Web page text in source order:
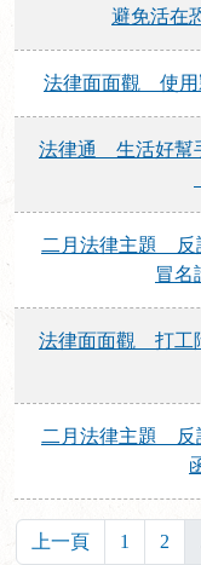
避免活在
法律面面觀 使用
法律通 生活好幫
二月法律主題
冒名
法律面面觀 打工
二月法律主題
上一頁 1 2